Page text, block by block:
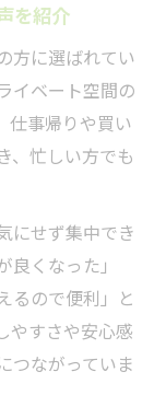
変化が生ま
実践ポイン
ーニングの
を握る
化を加速
大公開
期を突破す
を紹介
方に選ばれてい
イベート空間の
仕事帰りや買い
、忙しい方でも
にせず集中でき
くなった」
るので便利」と
やすさや安心感
つながっていま